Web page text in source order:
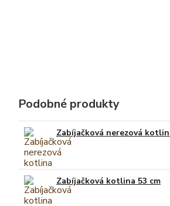
Podobné produkty
Zabíjačková nerezová
Zabíjačková kotlina 53 cm